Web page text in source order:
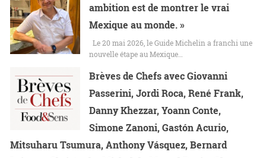
ambition est de montrer le vrai
Mexique au monde. »
Le 20 mai 2026, le Guide Michelin a franchi une
nouvelle étape au Mexique…
Brèves de Chefs avec Giovanni
Passerini, Jordi Roca, René Frank,
Danny Khezzar, Yoann Conte,
Simone Zanoni, Gastón Acurio,
Mitsuharu Tsumura, Anthony Vásquez, Bernard